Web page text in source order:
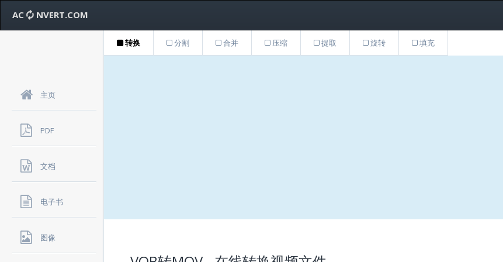
AC NVERT.COM
主页
PDF
文档
电子书
图像
转换 分割 合并 压缩 提取 旋转 填充